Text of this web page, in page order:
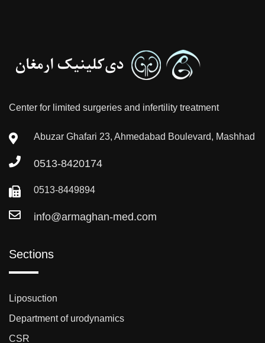
Center for limited surgeries and infertility treatment
Abuzar Ghafari 23, Ahmedabad Boulevard, Mashhad
0513-8420174
0513-8449894
info@armaghan-med.com
Sections
Liposuction
Department of urodynamics
CSR